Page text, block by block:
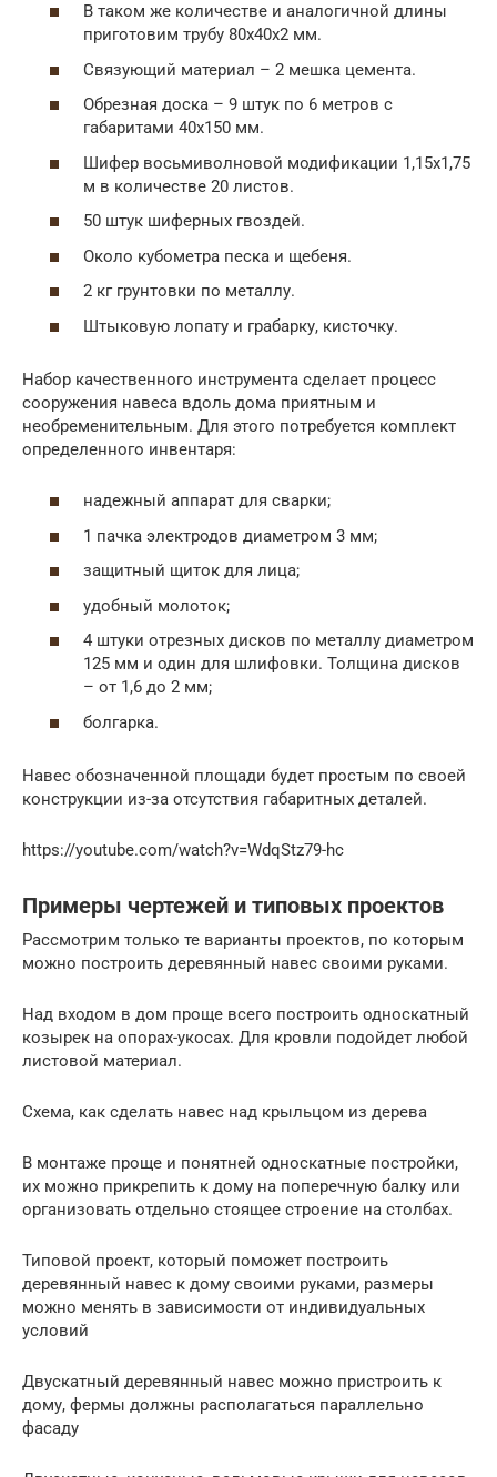
В таком же количестве и аналогичной длины
приготовим трубу 80х40х2 мм.
Связующий материал – 2 мешка цемента.
Обрезная доска – 9 штук по 6 метров с
габаритами 40х150 мм.
Шифер восьмиволновой модификации 1,15х1,75
м в количестве 20 листов.
50 штук шиферных гвоздей.
Около кубометра песка и щебеня.
2 кг грунтовки по металлу.
Штыковую лопату и грабарку, кисточку.
Набор качественного инструмента сделает процесс
сооружения навеса вдоль дома приятным и
необременительным. Для этого потребуется комплект
определенного инвентаря:
надежный аппарат для сварки;
1 пачка электродов диаметром 3 мм;
защитный щиток для лица;
удобный молоток;
4 штуки отрезных дисков по металлу диаметром
125 мм и один для шлифовки. Толщина дисков
– от 1,6 до 2 мм;
болгарка.
Навес обозначенной площади будет простым по своей
конструкции из-за отсутствия габаритных деталей.
https://youtube.com/watch?v=WdqStz79-hc
Примеры чертежей и типовых проектов
Рассмотрим только те варианты проектов, по которым
можно построить деревянный навес своими руками.
Над входом в дом проще всего построить односкатный
козырек на опорах-укосах. Для кровли подойдет любой
листовой материал.
Схема, как сделать навес над крыльцом из дерева
В монтаже проще и понятней односкатные постройки,
их можно прикрепить к дому на поперечную балку или
организовать отдельно стоящее строение на столбах.
Типовой проект, который поможет построить
деревянный навес к дому своими руками, размеры
можно менять в зависимости от индивидуальных
условий
Двускатный деревянный навес можно пристроить к
дому, фермы должны располагаться параллельно
фасаду